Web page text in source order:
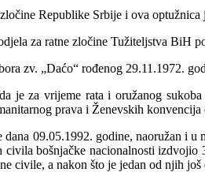
Republike Srbije i ova
za ratne zločine Tužiteljstva BiH
zv. „Daćo“ rođenog 29.11.1972.
je za vrijeme rata i oružanog
prava i Ženevskih
dana 09.05.1992. godine, naoružan i
civila bošnjačke nacionalnosti
civile, a nakon što je jedan od njih